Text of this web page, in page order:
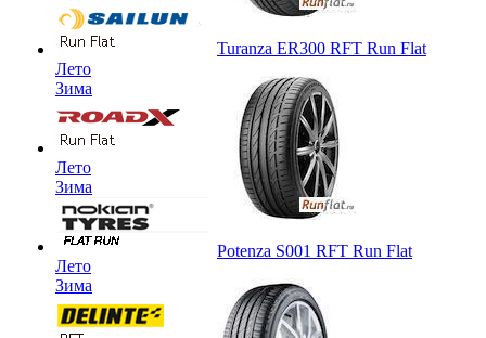
Лето
Зима
Лето
Зима
Лето
Зима
Turanza ER300 RFT Run Flat
Potenza S001 RFT Run Flat